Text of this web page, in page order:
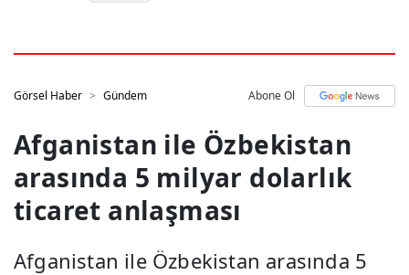
Görsel Haber Gündem Abone Ol
Afganistan ile Özbekistan
arasında 5 milyar dolarlık
ticaret anlaşması
Afganistan ile Özbekistan arasında 5